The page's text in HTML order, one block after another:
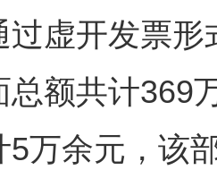
过虚开发票
总额共计369
5万余元，该